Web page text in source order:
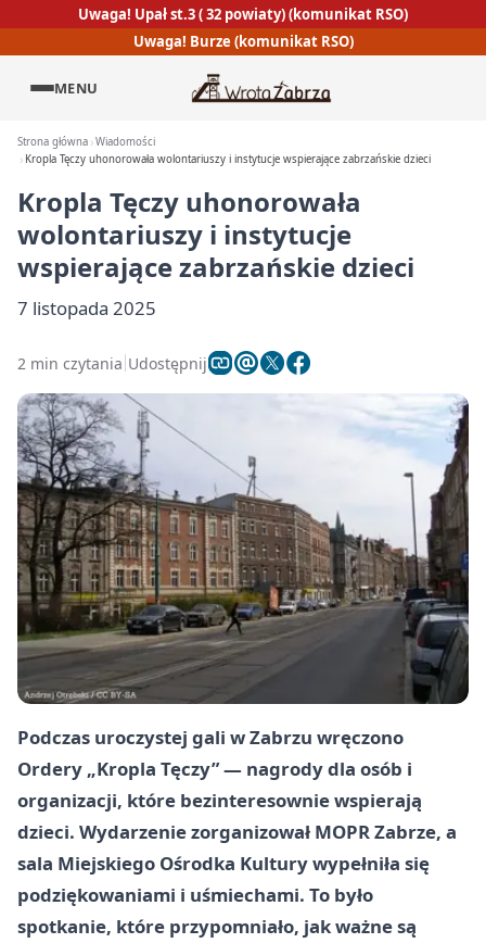
Uwaga! Upał st.3 ( 32 powiaty) (komunikat RSO)
Uwaga! Burze (komunikat RSO)
MENU
Strona główna Wiadomości
Kropla Tęczy uhonorowała wolontariuszy i instytucje wspierające zabrzańskie dzieci
Kropla Tęczy uhonorowała
wolontariuszy i instytucje
wspierające zabrzańskie dzieci
7 listopada 2025
2 min czytania Udostępnij
Podczas uroczystej gali w Zabrzu wręczono
Ordery „Kropla Tęczy” — nagrody dla osób i
organizacji, które bezinteresownie wspierają
dzieci. Wydarzenie zorganizował MOPR Zabrze, a
sala Miejskiego Ośrodka Kultury wypełniła się
podziękowaniami i uśmiechami. To było
spotkanie, które przypomniało, jak ważne są